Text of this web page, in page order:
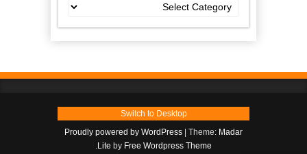
جۆرەکان
Switch to Desktop
Proudly powered by WordPress
Theme: Madar
Lite by Free Wordpress Theme
.